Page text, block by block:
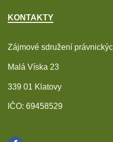
KONTAKTY
Zájmové sdružení
Malá Víska 23
339 01 Klatovy
IČO: 69458529